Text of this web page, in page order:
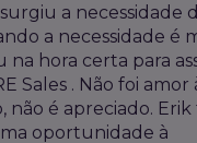
a necessidade
a necessidade é
na hora certa para
Sales . Não foi amor
não é apreciado. Erik
oportunidade à